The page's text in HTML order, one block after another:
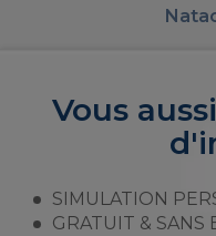
Vous
SIMULATION
GRATUIT & SANS